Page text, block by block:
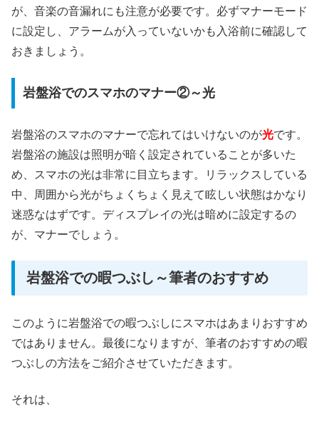
が、音楽の音漏れにも注意が必要です。必ずマナーモード
に設定し、アラームが入っていないかも入浴前に確認して
おきましょう。
岩盤浴でのスマホのマナー②～光
岩盤浴のスマホのマナーで忘れてはいけないのが光です。
岩盤浴の施設は照明が暗く設定されていることが多いた
め、スマホの光は非常に目立ちます。リラックスしている
中、周囲から光がちょくちょく見えて眩しい状態はかなり
迷惑なはずです。ディスプレイの光は暗めに設定するの
が、マナーでしょう。
岩盤浴での暇つぶし～筆者のおすすめ
このように岩盤浴での暇つぶしにスマホはあまりおすすめ
ではありません。最後になりますが、筆者のおすすめの暇
つぶしの方法をご紹介させていただきます。
それは、